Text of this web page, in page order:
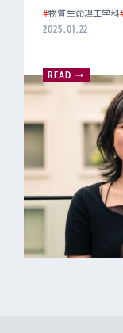
#物質生命理工学科
2025.01.22
READ